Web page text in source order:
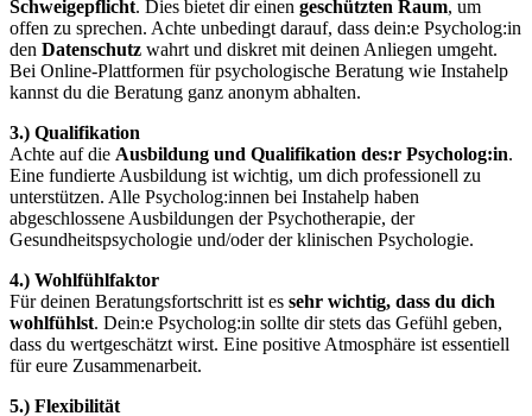
Schweigepflicht. Dies bietet dir einen geschützten Raum, um
offen zu sprechen. Achte unbedingt darauf, dass dein:e Psycholog:in
den Datenschutz wahrt und diskret mit deinen Anliegen umgeht.
Bei Online-Plattformen für psychologische Beratung wie Instahelp
kannst du die Beratung ganz anonym abhalten.
3.) Qualifikation
Achte auf die Ausbildung und Qualifikation des:r Psycholog:in.
Eine fundierte Ausbildung ist wichtig, um dich professionell zu
unterstützen. Alle Psycholog:innen bei Instahelp haben
abgeschlossene Ausbildungen der Psychotherapie, der
Gesundheitspsychologie und/oder der klinischen Psychologie.
4.) Wohlfühlfaktor
Für deinen Beratungsfortschritt ist es sehr wichtig, dass du dich
wohlfühlst. Dein:e Psycholog:in sollte dir stets das Gefühl geben,
dass du wertgeschätzt wirst. Eine positive Atmosphäre ist essentiell
für eure Zusammenarbeit.
5.) Flexibilität